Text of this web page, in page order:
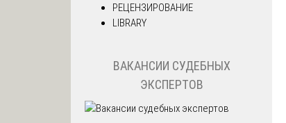
РЕЦЕНЗИРОВАНИЕ
LIBRARY
ВАКАНСИИ СУДЕБНЫХ
ЭКСПЕРТОВ